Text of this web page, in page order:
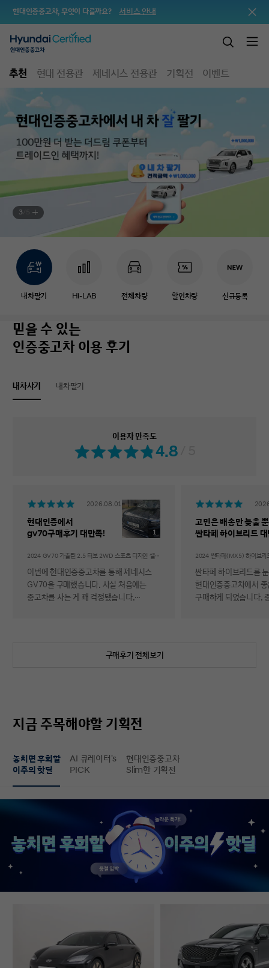
현대인증중고차, 무엇이 다를까요? 서비스 안내
추천 현대 전용관 제네시스 전용관 기획전 이벤트
3
내차팔기 Hi-LAB 전체차량 할인차량 신규등록
믿을 수 있는
인증중고차 이용 후기
내차사기 내차팔기
이용자 만족도
4.8
2026.08.01
현대인증에서
gv70구매후기 대만족!
1
2024 GV70 가솔린 2.5 터보 2WD 스포츠 디자인 셀렉션Ⅱ
이번에 현대인증중고차를 통해 제네시스
GV70을 구매했습니다. 사실 처음에는
중고차를 사는 게 꽤 걱정됐습니다.
보면 예상과 달라서 후회했다는 이야기도
제공돼서 불안감이 많이 줄었다는
상태가 더 좋아서 만족도가 높았습니다.
중고차지만 관리가 잘 된 차량이라는
느낌이 확실히 들었습니다. 무엇보다
좋았던 건 ‘중고차인데도 걱정이 거의
없었다’는 점입니다. 차를 잘 모르는 사람
입장에서는 어디를 봐야 할지부터
막막한데, 그런 부담이 많이 줄었습니다.
온라인으로 비교하고 구매까지 진행할 수
있어서 시간적으로도 편했고, 직장인
입장에서는 이 부분이 특히
있을 것 같습니다. 중고차 구매가
처음이거나 차량 상태 확인이 어려운
분들에게는 현대인증중고차를 충분히
고민은 배송만 늦출
싼타페 하이브리드
싼타페 하이브리드를
현대인증중고차에서
구매하게 되었습니다.
도착해 기분 좋게 차를
완벽한 경험이었습니
고민하는 사람 있으면
현대인증중고차 추천
차량 보내주셔서 감사
구매후기 전체보기
지금 주목해야할 기획전
놓치면 후회할
이주의 핫딜
AI 큐레이터's
PICK
현대인증중고차
Slim한 기획전